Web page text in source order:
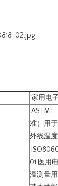
家用电
ASTM
准）用
外线温
01 医用
温测量